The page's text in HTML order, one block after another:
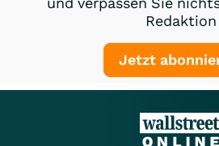
Redaktion
Jetzt